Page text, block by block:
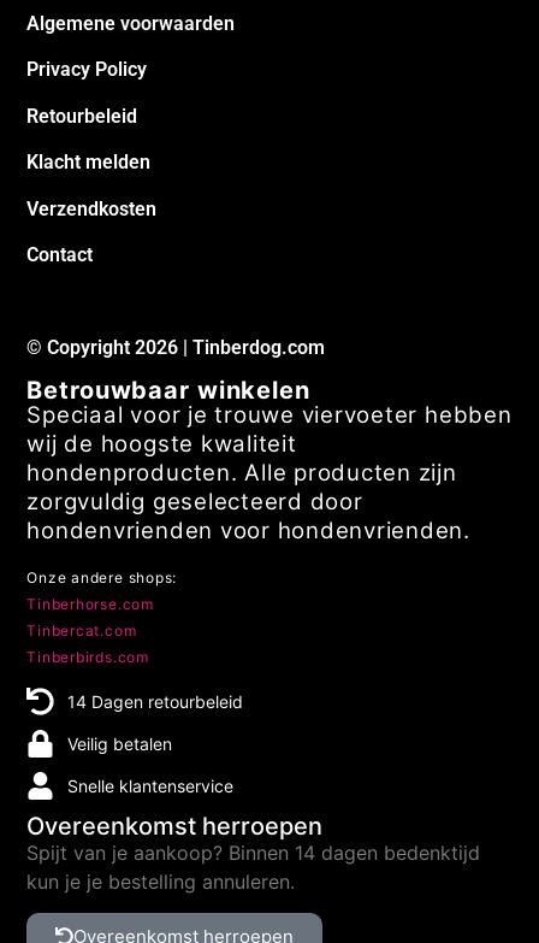
Algemene voorwaarden
Privacy Policy
Retourbeleid
Klacht melden
Verzendkosten
Contact
© Copyright 2026 | Tinberdog.com
Betrouwbaar winkelen
Speciaal voor je trouwe viervoeter hebben
wij de hoogste kwaliteit
hondenproducten. Alle producten zijn
zorgvuldig geselecteerd door
hondenvrienden voor hondenvrienden.
Onze andere shops:
Tinberhorse.com
Tinbercat.com
Tinberbirds.com
14 Dagen retourbeleid
Veilig betalen
Snelle klantenservice
Overeenkomst herroepen
Spijt van je aankoop? Binnen 14 dagen bedenktijd
kun je je bestelling annuleren.
Overeenkomst herroepen